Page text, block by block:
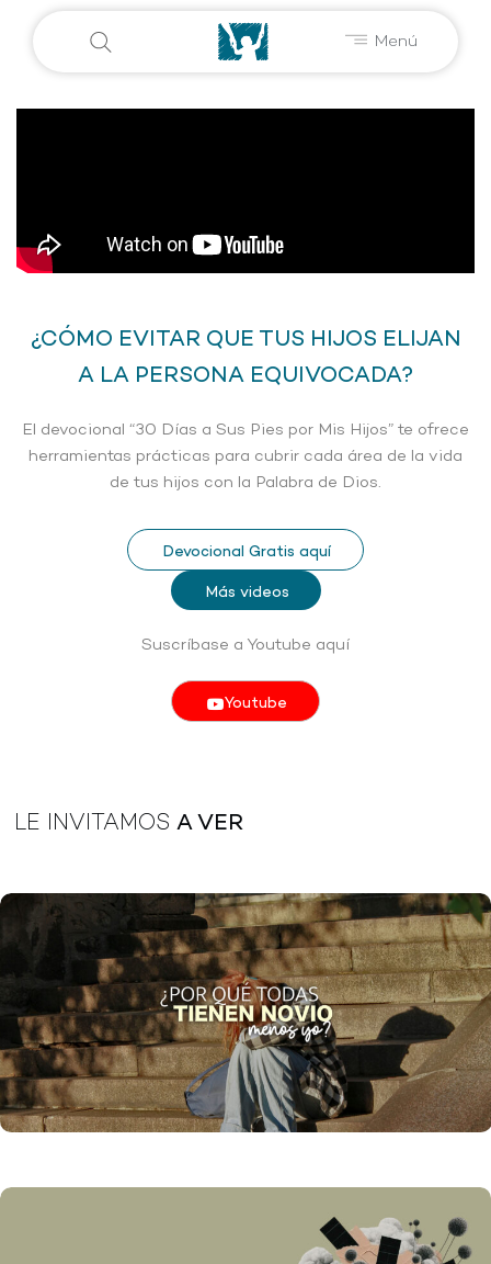
Menú
¿CÓMO EVITAR QUE TUS HIJOS ELIJAN
A LA PERSONA EQUIVOCADA?
El devocional “30 Días a Sus Pies por Mis Hijos” te ofrece
herramientas prácticas para cubrir cada área de la vida
de tus hijos con la Palabra de Dios.
Devocional Gratis aquí
Más videos
Suscríbase a Youtube aquí
Youtube
LE INVITAMOS A VER